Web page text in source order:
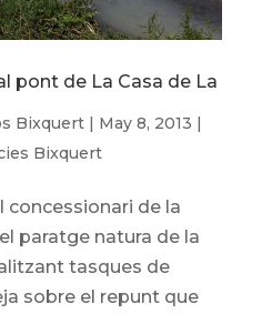
pont de La Casa de La
Bixquert| May 8, 2013 |
Bixquert
concessionari de la
paratge natura de la
tasques de
sobre el repunt que